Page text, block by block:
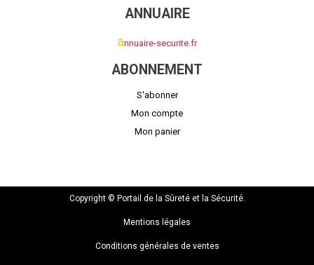
ANNUAIRE
annuaire-securite.fr
ABONNEMENT
S'abonner
Mon compte
Mon panier
Copyright © Portail de la Sûreté et la Sécurité.
Mentions légales
Conditions générales de ventes